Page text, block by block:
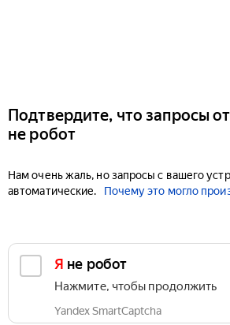
Подтвердите, что запросы
не робот
Нам очень жаль, но запросы с вашего
автоматические.
Почему это могло
Я не робот
Нажмите, чтобы продолжить
Yandex SmartCaptcha